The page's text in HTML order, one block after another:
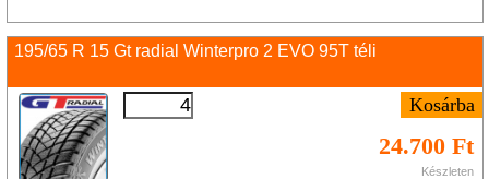
195/65 R 15 Gt radial Winterpro 2 EVO 95T téli
24.700 Ft
Készleten